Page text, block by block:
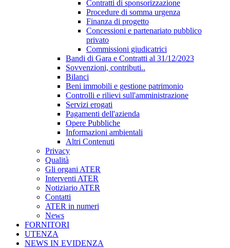
Contratti di sponsorizzazione
Procedure di somma urgenza
Finanza di progetto
Concessioni e partenariato pubblico
privato
Commissioni giudicatrici
Bandi di Gara e Contratti al 31/12/2023
Sovvenzioni, contributi..
Bilanci
Beni immobili e gestione patrimonio
Controlli e rilievi sull'amministrazione
Servizi erogati
Pagamenti dell'azienda
Opere Pubbliche
Informazioni ambientali
Altri Contenuti
Privacy
Qualità
Gli organi ATER
Interventi ATER
Notiziario ATER
Contatti
ATER in numeri
News
FORNITORI
UTENZA
NEWS IN EVIDENZA